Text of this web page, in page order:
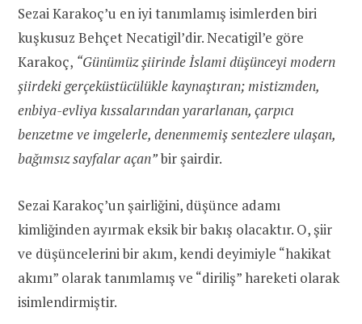
Sezai Karakoç’u en iyi tanımlamış isimlerden biri
kuşkusuz Behçet Necatigil’dir. Necatigil’e göre
Karakoç, “Günümüz şiirinde İslami düşünceyi modern
şiirdeki gerçeküstücülükle kaynaştıran; mistizmden,
enbiya-evliya kıssalarından yararlanan, çarpıcı
benzetme ve imgelerle, denenmemiş sentezlere ulaşan,
bağımsız sayfalar açan”bir şairdir.
Sezai Karakoç’un şairliğini, düşünce adamı
kimliğinden ayırmak eksik bir bakış olacaktır. O, şiir
ve düşüncelerini bir akım, kendi deyimiyle “hakikat
akımı” olarak tanımlamış ve “diriliş” hareketi olarak
isimlendirmiştir.